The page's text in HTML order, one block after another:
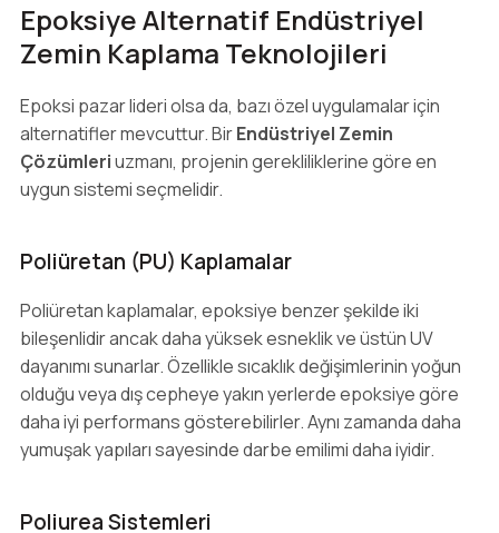
Epoksiye Alternatif Endüstriyel
Zemin Kaplama Teknolojileri
Epoksi pazar lideri olsa da, bazı özel uygulamalar için
alternatifler mevcuttur. BirEndüstriyel Zemin
Çözümleriuzmanı, projenin gerekliliklerine göre en
uygun sistemi seçmelidir.
Poliüretan (PU) Kaplamalar
Poliüretan kaplamalar, epoksiye benzer şekilde iki
bileşenlidir ancak daha yüksek esneklik ve üstün UV
dayanımı sunarlar. Özellikle sıcaklık değişimlerinin yoğun
olduğu veya dış cepheye yakın yerlerde epoksiye göre
daha iyi performans gösterebilirler. Aynı zamanda daha
yumuşak yapıları sayesinde darbe emilimi daha iyidir.
Poliurea Sistemleri